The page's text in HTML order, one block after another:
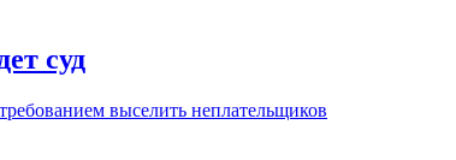
суд
выселить неплательщиков